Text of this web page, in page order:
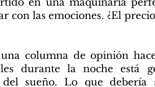
con las emociones. ¿El
columna de opinión
durante la noche está
del sueño. Lo que